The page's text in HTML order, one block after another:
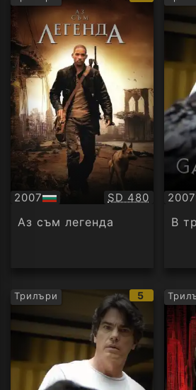
рейтинг:
2007
БГ
аудио
Качество:
SD 480
Аз съм легенда
2007
БГ
В
Трилъри
IMDb
рейтинг:
5